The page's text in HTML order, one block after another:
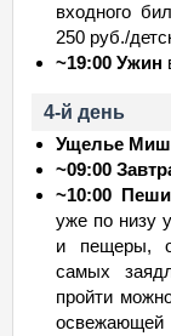
входного
250 руб./
~19:00 Ужин
4-й день
Ущелье
~09:00
~10:00
уже по низу
и пещеры,
самых
пройти